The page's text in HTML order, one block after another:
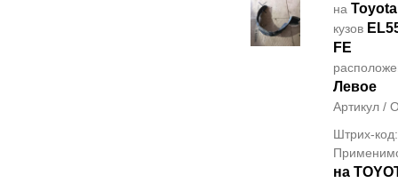
на
кузов
FE
Левое
Артикул /
Штрих-
на